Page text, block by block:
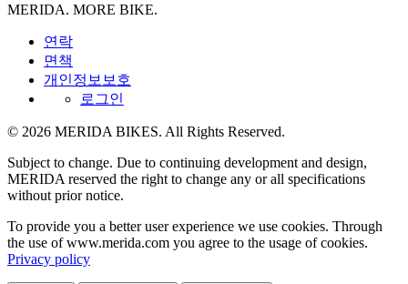
MERIDA. MORE BIKE.
연락
면책
개인정보보호
로그인
© 2026 MERIDA BIKES. All Rights Reserved.
Subject to change. Due to continuing development and design,
MERIDA reserved the right to change any or all specifications
without prior notice.
To provide you a better user experience we use cookies. Through
the use of www.merida.com you agree to the usage of cookies.
Privacy policy